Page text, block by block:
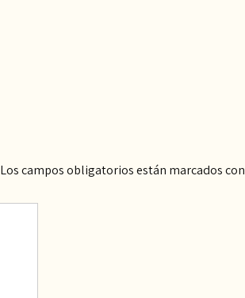
Los campos obligatorios están marcados con